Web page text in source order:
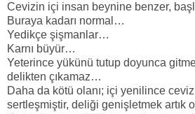
Cevizin içi insan beynine benzer,
Buraya kadarı normal…
Yedikçe şişmanlar…
Karnı büyür…
Yeterince yükünü tutup doyunca
delikten çıkamaz…
Daha da kötü olanı; içi yenilince
sertleşmiştir, deliği genişletmek artık